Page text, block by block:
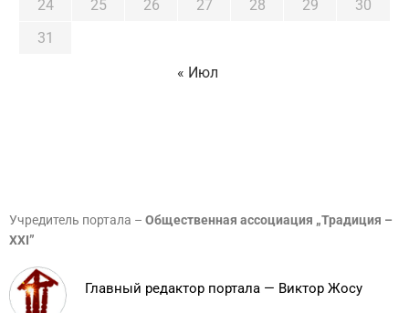
24
25 26 27 28 29
30
31
« Июл
Учредитель портала – Общественная ассоциация „Традиция –
XXI”
Главный редактор портала — Виктор Жосу